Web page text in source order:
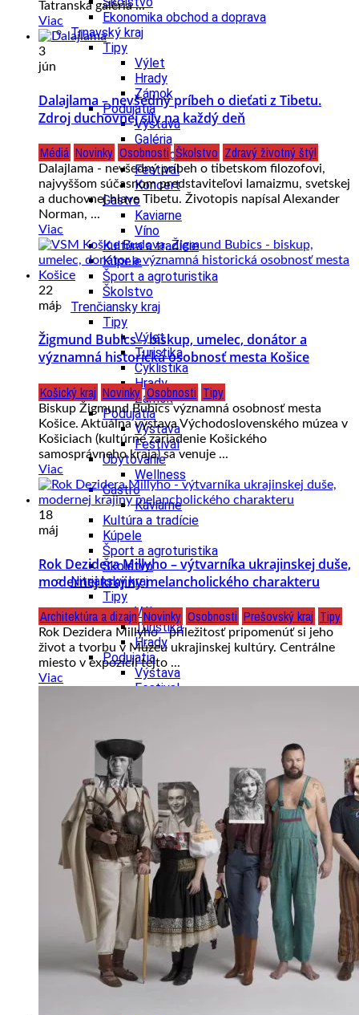
Ekonomika obchod a doprava
Trnavský kraj
Tipy
Výlet
Hrady
Zámok
Podujatia
Výstava
Galéria
Divadlo
Festival
Koncert
Gastro
Kaviarne
Víno
Kultúra a tradície
Kúpele
Šport a agroturistika
Školstvo
Trenčiansky kraj
Tipy
Výlet
Turistika
Cyklistika
Hrady
Zámok
Podujatia
Výstava
Festival
Ubytovanie
Wellness
Gastro
Kaviarne
Kultúra a tradície
Kúpele
Šport a agroturistika
Školstvo
Nitriansky kraj
Tipy
Výlet
Turistika
Hrady
Podujatia
Výstava
Festival
Gastro
Víno
Kultúra a tradície
Šport a agroturistika
Školstvo
Ekonomika obchod a doprava
Žilinský kraj
Tipy
Výlet
Turistika
Cyklistika
Hrady
Podujatia
Výstava
Galéria
Festival
Tatranská galéria ...
Viac
3
jún
Dalajlama – nevšedný príbeh o dieťati z Tibetu.
Zdroj duchovnej sily na každý deň
Médiá Novinky Osobnosti Školstvo Zdravý životný štýl
Dalajlama - nevšedný príbeh o tibetskom filozofovi,
najvyššom súčasnom predstaviteľovi lamaizmu, svetskej
a duchovnej hlave Tibetu. Životopis napísal Alexander
Norman, ...
Viac
22
máj
Žigmund Bubics – biskup, umelec, donátor a
významná historická osobnosť mesta Košice
Košický kraj Novinky Osobnosti Tipy
Biskup Žigmund Bubics významná osobnosť mesta
Košice. Aktuálna výstava Východoslovenského múzea v
Košiciach (kultúrne zariadenie Košického
samosprávneho kraja) sa venuje ...
Viac
18
máj
Rok Dezidera Millyho – výtvarníka ukrajinskej duše,
modernej krajiny melancholického charakteru
Architektúra a dizajn Novinky Osobnosti Prešovský kraj Tipy
Rok Dezidera Millyho - príležitosť pripomenúť si jeho
život a tvorbu v Múzeu ukrajinskej kultúry. Centrálne
miesto v expozícii tejto ...
Viac